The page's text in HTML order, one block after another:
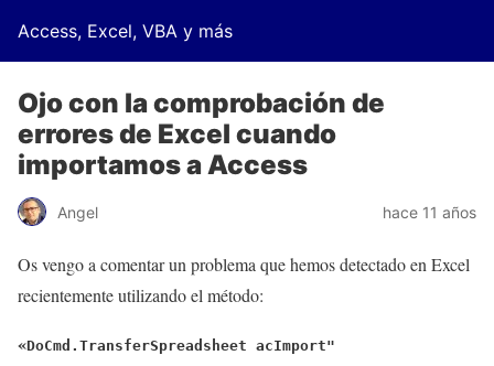
Access, Excel, VBA y más
Ojo con la comprobación de
errores de Excel cuando
importamos a Access
Angel hace 11 años
Os vengo a comentar un problema que hemos detectado en Excel
recientemente utilizando el método:
«DoCmd.TransferSpreadsheet acImport"